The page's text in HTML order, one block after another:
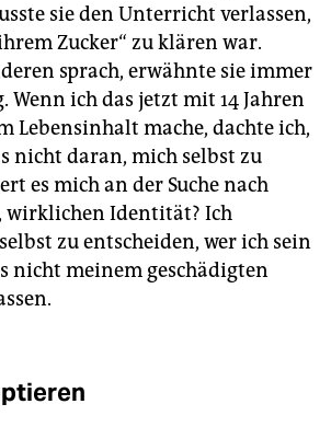
sie den Unterricht verlassen,
Zucker“ zu klären war.
sprach, erwähnte sie immer
Wenn ich das jetzt mit 14 Jahren
Lebensinhalt mache, dachte ich,
nicht daran, mich selbst zu
es mich an der Suche nach
wirklichen Identität? Ich
zu entscheiden, wer ich sein
nicht meinem geschädigten